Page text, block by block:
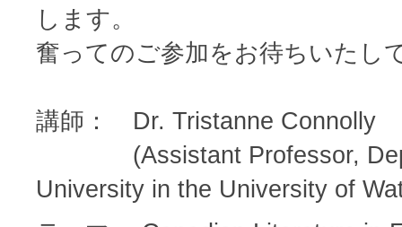
します。
奮ってのご参加をお待ちいたし
講師： Dr. Tristanne Connolly
(Assistant Professor,
University in the University of